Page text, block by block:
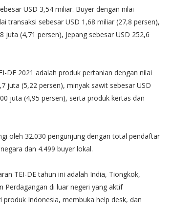
USD 3,54 miliar. Buyer dengan nilai
transaksi sebesar USD 1,68 miliar (27,8 persen),
(4,71 persen), Jepang sebesar USD 252,6
DE 2021 adalah produk pertanian dengan nilai
juta (5,22 persen), minyak sawit sebesar USD
juta (4,95 persen), serta produk kertas dan
oleh 32.030 pengunjung dengan total pendaftar
dan 4.499 buyer lokal.
TEI-DE tahun ini adalah India, Tiongkok,
Perdagangan di luar negeri yang aktif
Indonesia, membuka help desk, dan